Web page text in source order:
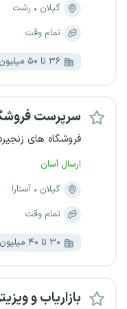
گیلان
رشت
تمام وقت
۳۶ تا ۵۰ میلیون تومان
سرپرست
فروشگاه های
ارسال آسان
گیلان
آستارا
تمام وقت
۳۰ تا ۴۰ میلیون تومان
بازاریاب و